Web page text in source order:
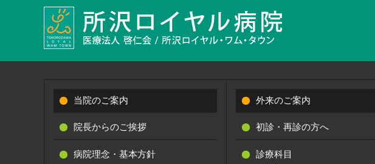
当院のご案内
院長からのご挨拶
病院理念・基本方針
外来のご案内
初診・再診の方へ
診療科目